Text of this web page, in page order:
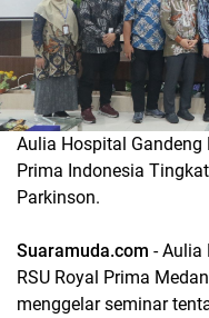
Aulia Hospital Gandeng
Prima Indonesia
Parkinson.
Suaramuda.com - Aulia
RSU Royal Prima
menggelar seminar